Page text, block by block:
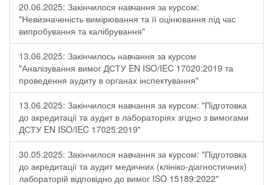
20.06.2025: Закінчилося навчання за курсом:
"Невизначеність вимірювання та її оцінювання під час
випробування та калібрування"
13.06.2025: Закінчилось навчання за курсом
"Аналізування вимог ДСТУ EN ISO/IEC 17020:2019 та
проведення аудиту в органах інспектування"
13.06.2025: Закінчилося навчання за курсом: "Підготовка
до акредитації та аудит в лабораторіях згідно з вимогами
ДСТУ EN ISO/IEC 17025:2019"
30.05.2025: Закінчилося навчання за курсом: "Підготовка
до акредитації та аудит медичних (клініко-діагностичних)
лабораторій відповідно до вимог ISO 15189:2022"